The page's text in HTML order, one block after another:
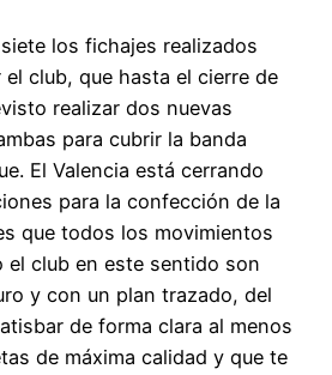
los fichajes realizados
club, que hasta el cierre de
realizar dos nuevas
para cubrir la banda
El Valencia está cerrando
para la confección de la
que todos los movimientos
el club en este sentido son
y con un plan trazado, del
de forma clara al menos
de máxima calidad y que te